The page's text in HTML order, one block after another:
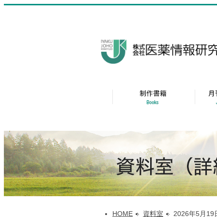
HOME 資料室 2026年5月